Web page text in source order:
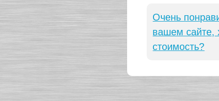
Очень
вашем сайте,
стоимость?